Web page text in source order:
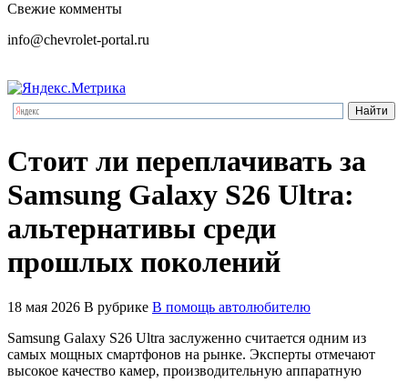
Свежие комменты
info@chevrolet-portal.ru
Стоит ли переплачивать за
Samsung Galaxy S26 Ultra:
альтернативы среди
прошлых поколений
18 мая 2026 В рубрике В помощь автолюбителю
Samsung Galaxy S26 Ultra заслуженно считается одним из
самых мощных смартфонов на рынке. Эксперты отмечают
высокое качество камер, производительную аппаратную